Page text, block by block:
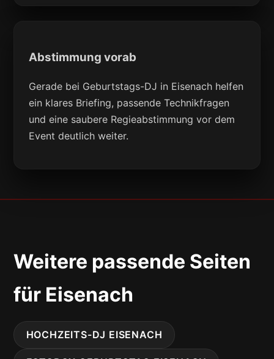
Abstimmung vorab
Gerade bei Geburtstags-DJ in Eisenach helfen
ein klares Briefing, passende Technikfragen
und eine saubere Regieabstimmung vor dem
Event deutlich weiter.
Weitere passende Seiten
für Eisenach
HOCHZEITS-DJ EISENACH